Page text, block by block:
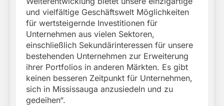
und vielfältige Geschäftswelt Möglichkeiten
für wertsteigernde Investitionen für
Unternehmen aus vielen Sektoren,
einschließlich Sekundärinteressen für unsere
bestehenden Unternehmen zur Erweiterung
ihrer Portfolios in anderen Märkten. Es gibt
keinen besseren Zeitpunkt für Unternehmen,
sich in Mississauga anzusiedeln und zu
gedeihen“.